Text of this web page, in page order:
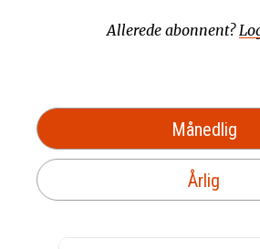
Allerede abonnent?
Månedlig
Årlig